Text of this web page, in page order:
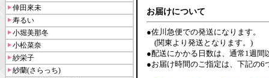
倖田來未
寿るい
小堀美那冬
小松菜奈
紗栄子
紗蘭(さらっち)
お届けについて
●佐川急便での発送になります。
(関東より発送となります。)
●配送にかかる日数は、通常1週間
●お届け時間のご指定は、下記の6